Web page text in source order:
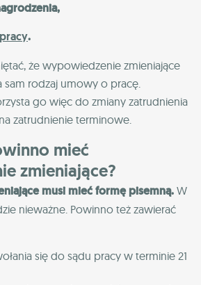
.
że wypowiedzenie zmieniające
sam rodzaj umowy o pracę.
go więc do zmiany zatrudnienia
zatrudnienie terminowe.
mieć
zmieniające?
musi mieć formę pisemną. W
nieważne. Powinno też zawierać
się do sądu pracy w terminie 21